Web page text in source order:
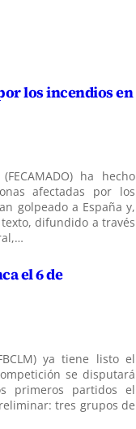
los incendios en
ha hecho
afectadas por los
golpeado a España y,
difundido a través
el 6 de
ya tiene listo el
se disputará
primeros partidos el
tres grupos de